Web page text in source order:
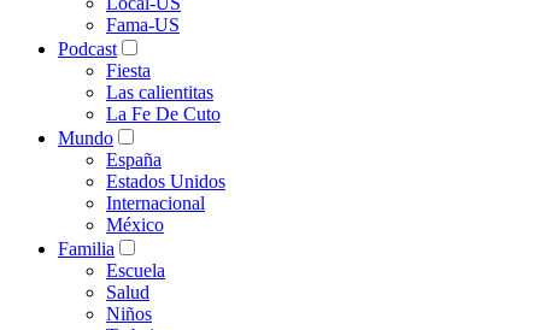
Fama-US
Podcast
Fiesta
Las calientitas
La Fe De Cuto
Mundo
España
Estados Unidos
Internacional
México
Familia
Escuela
Salud
Niños